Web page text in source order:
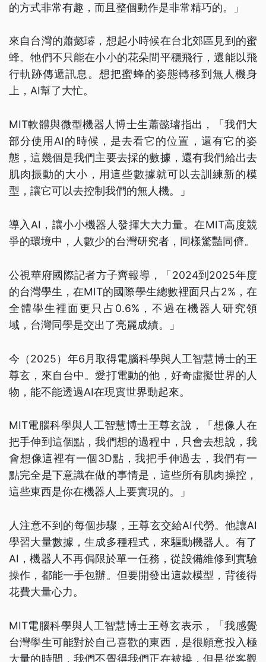
的方式非常有趣，而且整個動作是非常精巧的。」
來自台灣的蕭懿璿，想起小時候在台北郊區見到的蜜
蜂。牠們不只能在小小的花朵間平穩飛行，還能以飛
行軌跡傳遞訊息。想把蜜蜂的姿態轉移到無人機身
上，AI幫了大忙。
MIT軟體與微型機器人博士生蕭懿璿指出，「我們大
部分使用AI的時候，是去看它的位置，還有它的姿
態，這幾個是我們主要去採的數據，還有我們給出去
肌肉振動的大小，用這些數據就可以去訓練新的模
型，讓它可以去控制我們的無人機。」
導入AI，讓小小機器人發揮大大力量。在MIT高度競
爭的環境中，人數少的台灣研究者，同樣驚豔同儕。
公視華府國際記者方子齊報導，「2024到2025年度
的台灣學生，在MIT的國際學生總數裡面只占2%，在
全體學生裡面更只占0.6%，不過在機器人研究領
域，台灣同學是交出了亮麗成績。」
今（2025）年6月取得電腦科學與人工智慧博士的王
尊玄，來自台中。愛打電動的他，好奇虛擬世界的人
物，能不能透過AI在現實世界動起來。
MIT電腦科學與人工智慧博士王尊玄說，「想像人在
把手伸到這個點，我們想的過程中，只會去想說，我
會想像這裡有一個3D點，我把手伸過去，我們有一
點完全是下意識在做的事情是，這些所有肌肉操控，
這些東西是你在機器人上要實現的。」
人注意不到的每個步驟，王尊玄交給AI代勞。他讓AI
學習大量數據，生成多種程式，來驅動機器人。有了
AI，機器人不再侷限於單一任務，從設備維修到實驗
操作，都能一手包辦。但要開發出這款模型，背後得
花費大量心力。
MIT電腦科學與人工智慧博士王尊玄表示，「我感覺
台灣學生可能對於自己喜歡的東西，是很願意投入極
大量的時間，我們不覺得我們正在被操，但是從客觀